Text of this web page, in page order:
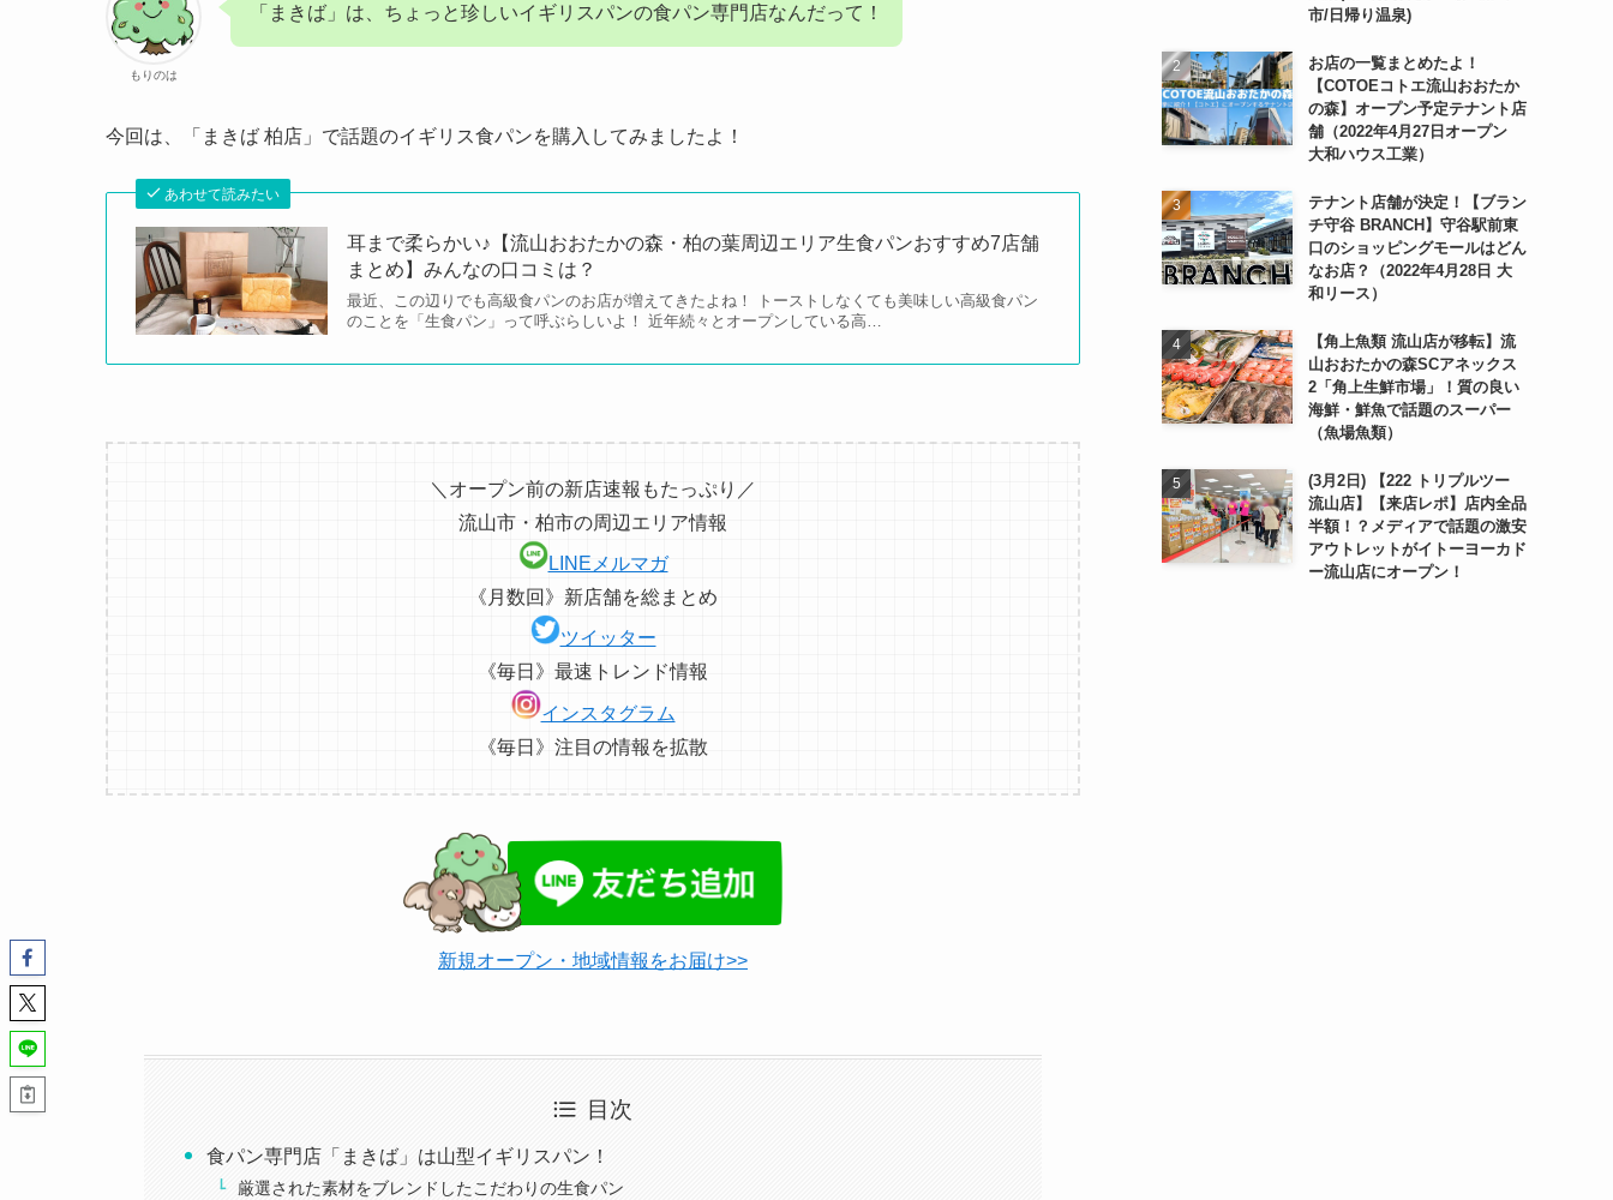
もりのは
「まきば」は、ちょっと珍しいイギリスパンの食パン専門店なんだって！
今回は、「まきば 柏店」で話題のイギリス食パンを購入してみましたよ！
あわせて読みたい
耳まで柔らかい♪【流山おおたかの森・柏の葉周辺エリア生食パンおすすめ7店舗
まとめ】みんなの口コミは？
最近、この辺りでも高級食パンのお店が増えてきたよね！ トーストしなくても美味しい高級食パン
のことを「生食パン」って呼ぶらしいよ！ 近年続々とオープンしている高…
＼オープン前の新店速報もたっぷり／
流山市・柏市の周辺エリア情報
LINEメルマガ
《月数回》新店舗を総まとめ
ツイッター
《毎日》最速トレンド情報
インスタグラム
《毎日》注目の情報を拡散
新規オープン・地域情報をお届け>>
目次
食パン専門店「まきば」は山型イギリスパン！
厳選された素材をブレンドしたこだわりの生食パン
市/日帰り温泉)
お店の一覧まとめたよ！
【COTOEコトエ流山おおたか
の森】オープン予定テナント店
舗（2022年4月27日オープン
大和ハウス工業）
テナント店舗が決定！【ブラン
チ守谷 BRANCH】守谷駅前東
口のショッピングモールはどん
なお店？（2022年4月28日 大
和リース）
【角上魚類 流山店が移転】流
山おおたかの森SCアネックス
2「角上生鮮市場」！質の良い
海鮮・鮮魚で話題のスーパー
（魚場魚類）
(3月2日) 【222 トリプルツー
流山店】【来店レポ】店内全品
半額！？メディアで話題の激安
アウトレットがイトーヨーカド
ー流山店にオープン！